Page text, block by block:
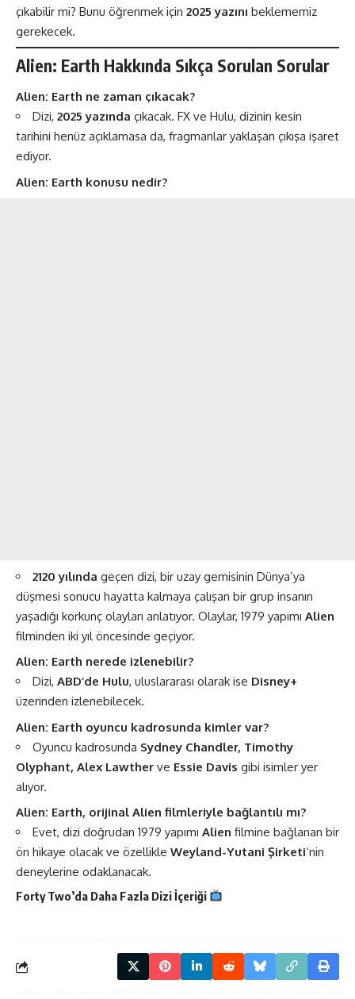
çıkabilir mi? Bunu öğrenmek için 2025 yazını beklememiz
gerekecek.
Alien: Earth Hakkında Sıkça Sorulan Sorular
Alien: Earth ne zaman çıkacak?
Dizi, 2025 yazında çıkacak. FX ve Hulu, dizinin kesin
tarihini henüz açıklamasa da, fragmanlar yaklaşan çıkışa işaret
ediyor​.
Alien: Earth konusu nedir?
2120 yılında geçen dizi, bir uzay gemisinin Dünya’ya
düşmesi sonucu hayatta kalmaya çalışan bir grup insanın
yaşadığı korkunç olayları anlatıyor. Olaylar, 1979 yapımı Alien
filminden iki yıl öncesinde geçiyor​.
Alien: Earth nerede izlenebilir?
Dizi, ABD’de Hulu, uluslararası olarak ise Disney+
üzerinden izlenebilecek​.
Alien: Earth oyuncu kadrosunda kimler var?
Oyuncu kadrosunda Sydney Chandler, Timothy
Olyphant, Alex Lawther ve Essie Davis gibi isimler yer
alıyor​.
Alien: Earth, orijinal Alien filmleriyle bağlantılı mı?
Evet, dizi doğrudan 1979 yapımı Alien filmine bağlanan bir
ön hikaye olacak ve özellikle Weyland-Yutani Şirketi‘nin
deneylerine odaklanacak​.
Forty Two’da Daha Fazla Diziİçeriği